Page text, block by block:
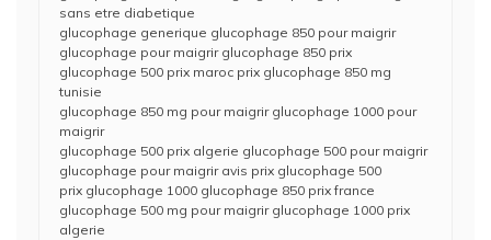
sans etre diabetique
glucophage generique glucophage 850 pour maigrir
glucophage pour maigrir glucophage 850 prix
glucophage 500 prix maroc prix glucophage 850 mg
tunisie
glucophage 850 mg pour maigrir glucophage 1000 pour
maigrir
glucophage 500 prix algerie glucophage 500 pour maigrir
glucophage pour maigrir avis prix glucophage 500
prix glucophage 1000 glucophage 850 prix france
glucophage 500 mg pour maigrir glucophage 1000 prix
algerie